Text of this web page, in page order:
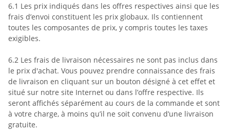
6.1 Les prix indiqués dans les offres respectives ainsi que les
frais d’envoi constituent les prix globaux. Ils contiennent
toutes les composantes de prix, y compris toutes les taxes
exigibles.
6.2 Les frais de livraison nécessaires ne sont pas inclus dans
le prix d'achat. Vous pouvez prendre connaissance des frais
de livraison en cliquant sur un bouton désigné à cet effet et
situé sur notre site Internet ou dans l’offre respective. Ils
seront affichés séparément au cours de la commande et sont
à votre charge, à moins qu’il ne soit convenu d’une livraison
gratuite.